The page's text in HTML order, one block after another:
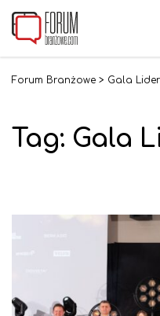
Forum Branżowe > Gala
Tag: Gala